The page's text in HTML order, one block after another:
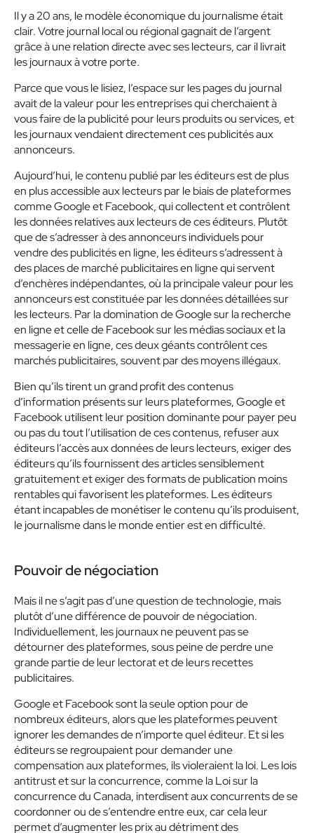
Il y a 20 ans, le modèle économique du journalisme était
clair. Votre journal local ou régional gagnait de l’argent
grâce à une relation directe avec ses lecteurs, car il livrait
les journaux à votre porte.
Parce que vous le lisiez, l’espace sur les pages du journal
avait de la valeur pour les entreprises qui cherchaient à
vous faire de la publicité pour leurs produits ou services, et
les journaux vendaient directement ces publicités aux
annonceurs.
Aujourd’hui, le contenu publié par les éditeurs est de plus
en plus accessible aux lecteurs par le biais de plateformes
comme Google et Facebook, qui collectent et contrôlent
les données relatives aux lecteurs de ces éditeurs. Plutôt
que de s’adresser à des annonceurs individuels pour
vendre des publicités en ligne, les éditeurs s’adressent à
des places de marché publicitaires en ligne qui servent
d’enchères indépendantes, où la principale valeur pour les
annonceurs est constituée par les données détaillées sur
les lecteurs. Par la domination de Google sur la recherche
en ligne et celle de Facebook sur les médias sociaux et la
messagerie en ligne, ces deux géants contrôlent ces
marchés publicitaires, souvent par des moyens illégaux.
Bien qu’ils tirent un grand profit des contenus
d’information présents sur leurs plateformes, Google et
Facebook utilisent leur position dominante pour payer peu
ou pas du tout l’utilisation de ces contenus, refuser aux
éditeurs l’accès aux données de leurs lecteurs, exiger des
éditeurs qu’ils fournissent des articles sensiblement
gratuitement et exiger des formats de publication moins
rentables qui favorisent les plateformes. Les éditeurs
étant incapables de monétiser le contenu qu’ils produisent,
le journalisme dans le monde entier est en difficulté.
Pouvoir de négociation
Mais il ne s’agit pas d’une question de technologie, mais
plutôt d’une différence de pouvoir de négociation.
Individuellement, les journaux ne peuvent pas se
détourner des plateformes, sous peine de perdre une
grande partie de leur lectorat et de leurs recettes
publicitaires.
Google et Facebook sont la seule option pour de
nombreux éditeurs, alors que les plateformes peuvent
ignorer les demandes de n’importe quel éditeur. Et si les
éditeurs se regroupaient pour demander une
compensation aux plateformes, ils violeraient la loi. Les lois
antitrust et sur la concurrence, comme la Loi sur la
concurrence du Canada, interdisent aux concurrents de se
coordonner ou de s’entendre entre eux, car cela leur
permet d’augmenter les prix au détriment des